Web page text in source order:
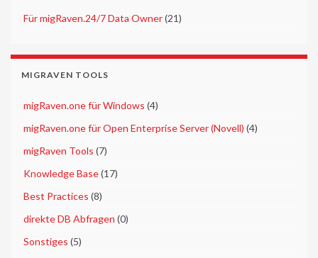
Für migRaven.24/7 Data Owner(21)
MIGRAVEN TOOLS
migRaven.one für Windows (4)
migRaven.one für Open Enterprise Server (Novell) (4)
migRaven Tools (7)
Knowledge Base(17)
Best Practices (8)
direkte DB Abfragen (0)
Sonstiges (5)